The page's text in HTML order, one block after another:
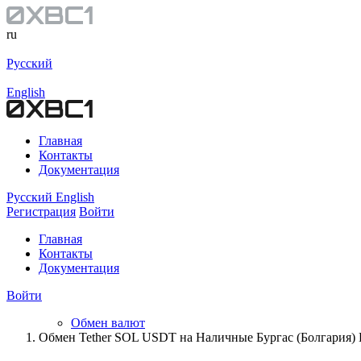
ru
Русский
English
Главная
Контакты
Документация
Русский English
Регистрация Войти
Главная
Контакты
Документация
Войти
Обмен валют
Обмен Tether SOL USDT на Наличные Бургас (Болгария)